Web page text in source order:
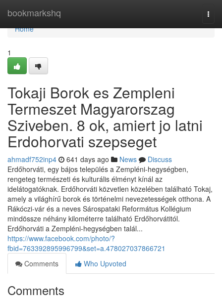
bookmarkshq
Home
Home
1
Tokaji Borok es Zempleni
Termeszet Magyarorszag
Sziveben. 8 ok, amiert jo latni
Erdohorvati szepseget
ahmadf752inp4 641 days ago News
Discuss
Erdőhorváti, egy bájos település a Zempléni-hegységben,
rengeteg természeti és kulturális élményt kínál az
idelátogatóknak. Erdőhorváti közvetlen közelében található Tokaj,
amely a világhírű borok és történelmi nevezetességek otthona. A
Rákóczi-vár és a neves Sárospataki Református Kollégium
mindössze néhány kilométerre található Erdőhorvátitól.
Erdőhorváti a Zempléni-hegységben talál...
https://www.facebook.com/photo/?
fbid=763392895996799&set=a.478027037866721
Comments
Who Upvoted
Comments